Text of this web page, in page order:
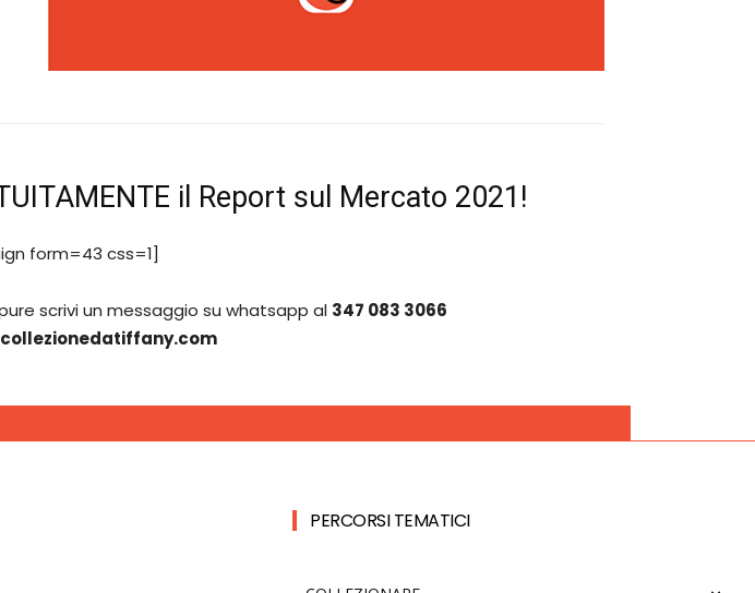
il Report sul Mercato 2021!
form=43 css=1]
scrivi un messaggio su whatsapp al 347 083 3066
PERCORSI TEMATICI